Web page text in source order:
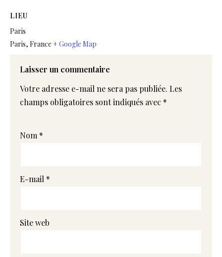
LIEU
Paris
Paris, France + Google Map
Laisser un commentaire
Votre adresse e-mail ne sera pas publiée. Les
champs obligatoires sont indiqués avec *
Nom *
E-mail *
Site web